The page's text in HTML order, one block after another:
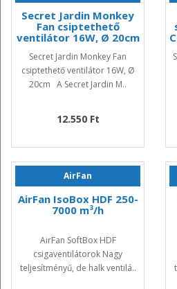
Secret Jardin Monkey
Fan csiptethető
ventilátor 16W, Ø 20cm
Secret Jardin Monkey Fan
csiptethető ventilátor 16W, Ø
20cm A Secret Jardin M..
12.550 Ft
AirFan
AirFan IsoBox HDF 250-
7000 m³/h
AirFan SoftBox HDF
csigaventilátorok Nagy
teljesítményű, de halk ventilá..